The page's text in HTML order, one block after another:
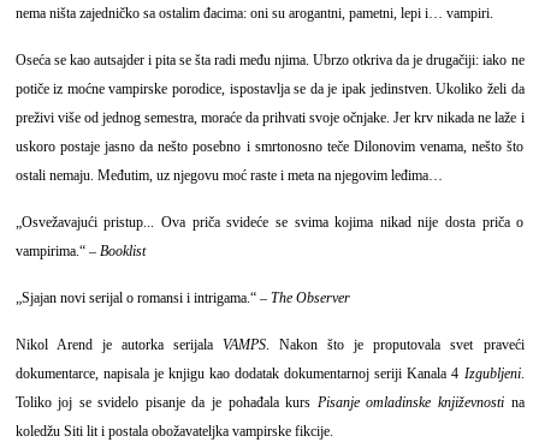
nema ništa zajedničko sa ostalim đacima: oni su arogantni, pametni, lepi i… vampiri.
Oseća se kao autsajder i pita se šta radi među njima. Ubrzo otkriva da je drugačiji: iako ne
potiče iz moćne vampirske porodice, ispostavlja se da je ipak jedinstven. Ukoliko želi da
preživi više od jednog semestra, moraće da prihvati svoje očnjake. Jer krv nikada ne laže i
uskoro postaje jasno da nešto posebno i smrtonosno teče Dilonovim venama, nešto što
ostali nemaju. Međutim, uz njegovu moć raste i meta na njegovim leđima…
„Osvežavajući pristup... Ova priča svideće se svima kojima nikad nije dosta priča o
vampirima.“ – Booklist
„Sjajan novi serijal o romansi i intrigama.“ – The Observer
Nikol Arend je autorka serijala VAMPS. Nakon što je proputovala svet praveći
dokumentarce, napisala je knjigu kao dodatak dokumentarnoj seriji Kanala 4 Izgubljeni.
Toliko joj se svidelo pisanje da je pohađala kurs Pisanje omladinske književnosti na
koledžu Siti lit i postala obožavateljka vampirske fikcije.